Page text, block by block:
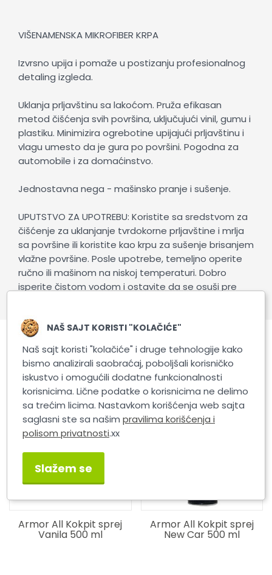
VIŠENAMENSKA MIKROFIBER KRPA
Izvrsno upija i pomaže u postizanju profesionalnog
detaling izgleda.
Uklanja prljavštinu sa lakoćom. Pruža efikasan
metod čišćenja svih površina, uključujući vinil, gumu i
plastiku. Minimizira ogrebotine upijajući prljavštinu i
vlagu umesto da je gura po površini. Pogodna za
automobile i za domaćinstvo.
Jednostavna nega - mašinsko pranje i sušenje.
UPUTSTVO ZA UPOTREBU: Koristite sa sredstvom za
čišćenje za uklanjanje tvrdokorne prljavštine i mrlja
sa površine ili koristite kao krpu za sušenje brisanjem
vlažne površine. Posle upotrebe, temeljno operite
ručno ili mašinom na niskoj temperaturi. Dobro
isperite čistom vodom i ostavite da se osuši pre
Povezani proizvodi
All Kokpit sprej
500 ml
Armor All Kokpit sprej
New Car 500 ml
NAŠ SAJT KORISTI "KOLAČIĆE"
Naš sajt koristi "kolačiće" i druge tehnologije kako
bismo analizirali saobraćaj, poboljšali korisničko
iskustvo i omogućili dodatne funkcionalnosti
korisnicima. Lične podatke o korisnicima ne delimo
sa trećim licima. Nastavkom korišćenja web sajta
saglasni ste sa našimpravilima korišćenja i
polisom privatnosti.xx
Slažem se